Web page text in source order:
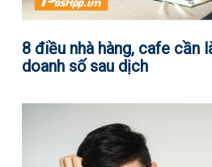
8 điều nhà hàng, cafe cần
doanh số sau dịch